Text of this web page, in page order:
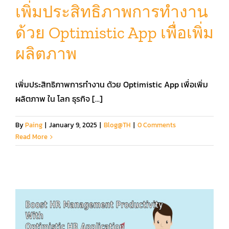
คู่มือการใช้งาน
เข้าสู่ระบบ​
เพิ่มประสิทธิภาพการทำงาน
ด้วย Optimistic App เพื่อเพิ่ม
ผลิตภาพ
เพิ่มประสิทธิภาพการทำงาน ด้วย Optimistic App เพื่อเพิ่ม
ผลิตภาพ ใน โลก ธุรกิจ [...]
ByPaing | January 9, 2025 | Blog@TH | 0 Comments
Read More